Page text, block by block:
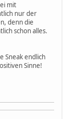
mit
nur der
denn die
schon alles.
Sneak endlich
Sinne!